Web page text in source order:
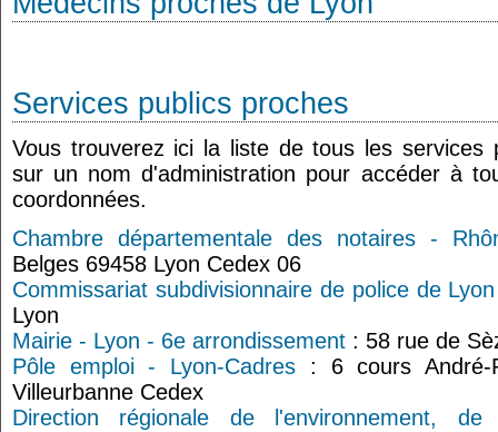
Services publics proches
Vous trouverez ici la liste de tous les services
sur un nom d'administration pour accéder à
coordonnées.
Chambre départementale des notaires -
Belges 69458 Lyon Cedex 06
Commissariat subdivisionnaire de police de Lyon
Lyon
Mairie - Lyon - 6e arrondissement : 58 rue de
Pôle emploi - Lyon-Cadres : 6 cours André-
Villeurbanne Cedex
Direction régionale de l'environnement,